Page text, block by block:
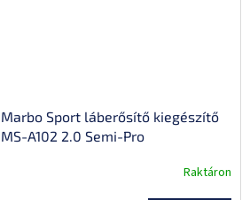
Marbo Sport láberősítő kiegészítő
MS-A102 2.0 Semi-Pro
Raktáron